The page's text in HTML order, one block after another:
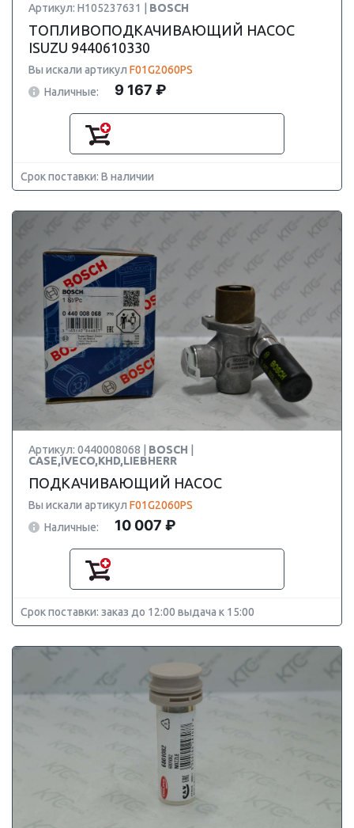
Артикул: H105237631 | BOSCH
ТОПЛИВОПОДКАЧИВАЮЩИЙ НАСОС
ISUZU 9440610330
Вы искали артикул F01G2060PS
Наличные:
9 167 ₽
Срок поставки: В наличии
Артикул: 0440008068 | BOSCH
CASE,IVECO,KHD,LIEBHERR
ПОДКАЧИВАЮЩИЙ НАСОС
Вы искали артикул F01G2060PS
Наличные:
10 007 ₽
Срок поставки: заказ до 12:00 выдача к 15:00